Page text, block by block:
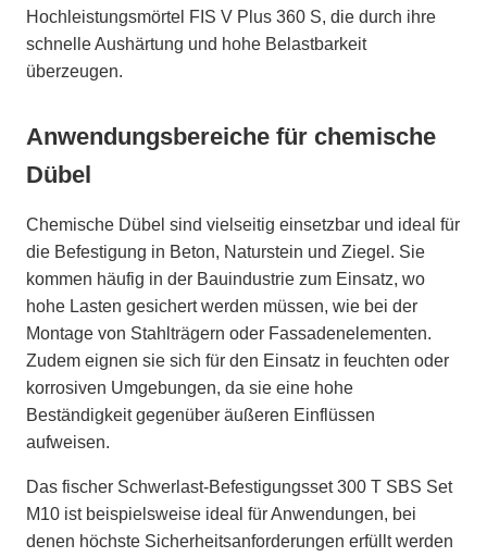
Hochleistungsmörtel FIS V Plus 360 S, die durch ihre
schnelle Aushärtung und hohe Belastbarkeit
überzeugen.
Anwendungsbereiche für chemische
Dübel
Chemische Dübel sind vielseitig einsetzbar und ideal für
die Befestigung in Beton, Naturstein und Ziegel. Sie
kommen häufig in der Bauindustrie zum Einsatz, wo
hohe Lasten gesichert werden müssen, wie bei der
Montage von Stahlträgern oder Fassadenelementen.
Zudem eignen sie sich für den Einsatz in feuchten oder
korrosiven Umgebungen, da sie eine hohe
Beständigkeit gegenüber äußeren Einflüssen
aufweisen.
Das fischer Schwerlast-Befestigungsset 300 T SBS Set
M10 ist beispielsweise ideal für Anwendungen, bei
denen höchste Sicherheitsanforderungen erfüllt werden